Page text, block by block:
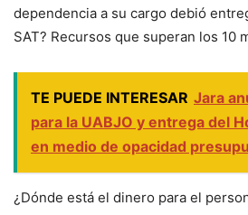
dependencia a su cargo debió
SAT? Recursos que superan los 10
TE PUEDE INTERESAR Jara
para la UABJO y entrega del
en medio de opacidad
¿Dónde está el dinero para el